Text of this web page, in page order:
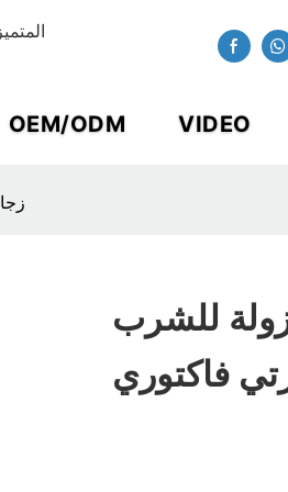
OEM/ODM VIDEO
للشرب
فاكتوري